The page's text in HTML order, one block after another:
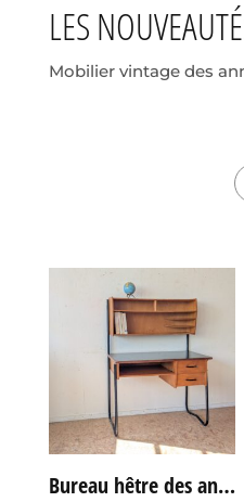
LES
Mobilier vintage des
Bureau hêtre des années 60